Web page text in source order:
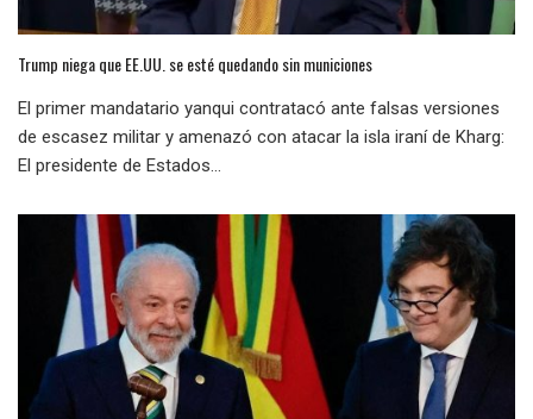
Trump niega que EE.UU. se esté quedando sin municiones
El primer mandatario yanqui contratacó ante falsas versiones
de escasez militar y amenazó con atacar la isla iraní de Kharg:
El presidente de Estados...